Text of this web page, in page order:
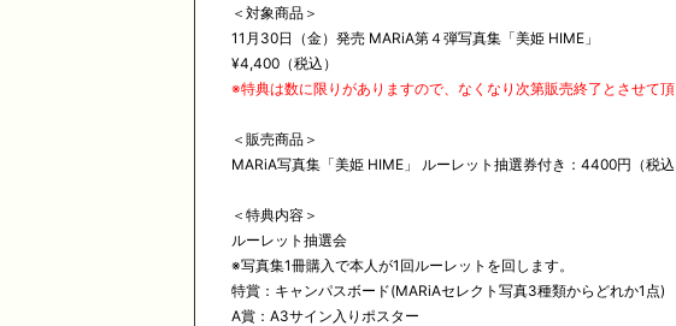
＜対象商品＞
11月30日（金）発売 MARiA第４弾写真集「美姫 HIME」
¥4,400（税込）
※特典は数に限りがありますので、なくなり次第販売終了とさせて頂
＜販売商品＞
MARiA写真集「美姫 HIME」 ルーレット抽選券付き： 4400円（税込
＜特典内容＞
ルーレット抽選会
※写真集1冊購入で本人が1 回ルーレットを回します。
特賞：キャンパスボード(MARiAセレクト写真3種類からどれか1 点)
A賞： A3サイン入りポスター